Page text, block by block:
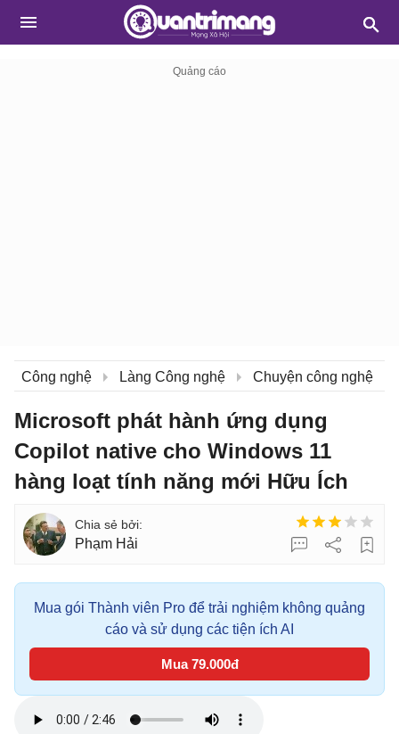
Công nghệ Làng Công nghệ Chuyện công nghệ
Microsoft phát hành ứng dụng
Copilot native cho Windows 11
hàng loạt tính năng mới Hữu Ích
Phạm Hải
Mua gói Thành viên Pro để trải nghiệm không quảng
cáo và sử dụng các tiện ích AI
Mua 79.000đ